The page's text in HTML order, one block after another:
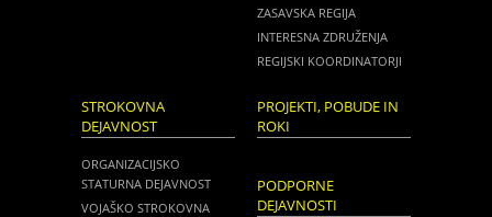
ZASAVSKA REGIJA
INTERESNA ZDRUŽENJA
REGIJSKI KOORDINATORJI
STROKOVNA
DEJAVNOST
ORGANIZACIJSKO
STATURNA DEJAVNOST
VOJAŠKO STROKOVNA
PROJEKTI, POBUDE IN
ROKI
PODPORNE
DEJAVNOSTI